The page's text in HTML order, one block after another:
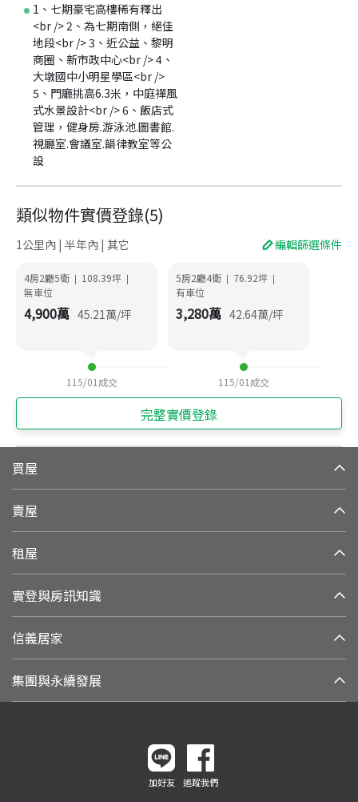
1、七期豪宅高樓稀有釋出
<br /> 2、為七期南側，絕佳
地段<br /> 3、近公益、黎明
商圈、新市政中心<br /> 4、
大墩國中小明星學區<br />
5、門廳挑高6.3米，中庭禪風
式水景設計<br /> 6、飯店式
管理，健身房.游泳池.圖書館.
視廳室.會議室.韻律教室等公
設
類似物件實價登錄(5)
1公里內 | 半年內 | 其它 編輯篩選條件
4房2廳5衛 | 108.39坪 |
無車位
4,900萬 45.21萬/坪
115/01 成交
5房2廳4衛 | 76.92坪 |
有車位
3,280萬 42.64萬/坪
115/01 成交
完整實價登錄
買屋
賣屋
租屋
實登與房訊知識
信義居家
集團與永續發展
加好友 追蹤我們